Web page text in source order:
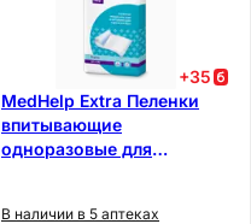
+35
MedHelp Extra Пеленки
впитывающие
одноразовые для
В наличии в 5 аптеках